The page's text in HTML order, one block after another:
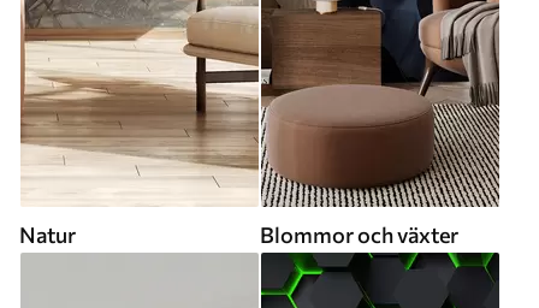
Natur Blommor och växter